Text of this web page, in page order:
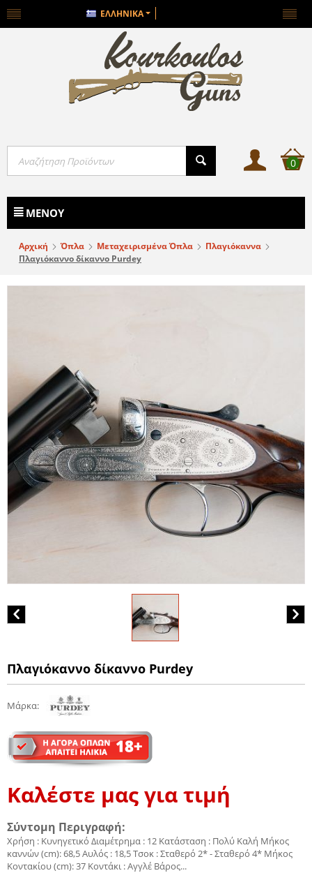
ΕΛΛΗΝΙΚΆ
0
ΜΕΝΟΎ
Αρχική Όπλα Μεταχειρισμένα Όπλα
Πλαγιόκαννα
Πλαγιόκαννο δίκαννο Purdey
Πλαγιόκαννο δίκαννο Purdey
Μάρκα:
Καλέστε μας για τιμή
Σύντομη Περιγραφή:
Χρήση : Κυνηγετικό Διαμέτρημα : 12 Κατάσταση : Πολύ Καλή Μήκος
καννών (cm): 68,5 Αυλός : 18,5 Τσοκ : Σταθερό 2* - Σταθερό 4* Μήκος
Κοντακίου (cm): 37 Κοντάκι : Αγγλέ Βάρος...